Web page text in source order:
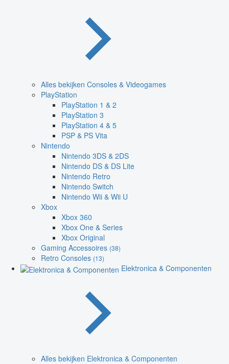
Alles bekijken Consoles & Videogames
PlayStation
PlayStation 1 & 2
PlayStation 3
PlayStation 4 & 5
PSP & PS Vita
Nintendo
Nintendo 3DS & 2DS
Nintendo DS & DS Lite
Nintendo Retro
Nintendo Switch
Nintendo Wii & Wii U
Xbox
Xbox 360
Xbox One & Series
Xbox Original
Gaming Accessoires (38)
Retro Consoles (13)
Elektronica & Componenten
Alles bekijken Elektronica & Componenten